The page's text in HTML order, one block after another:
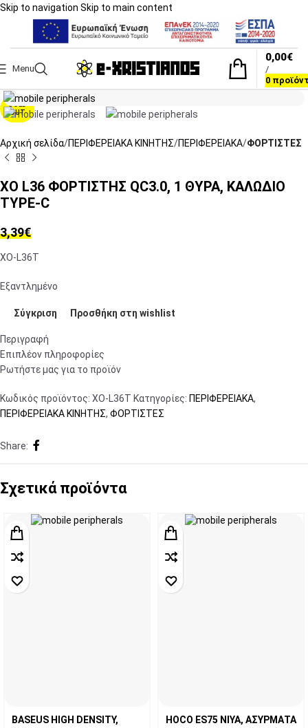
Skip to navigation Skip to main content
Menu
0
/
0,00€
SOLD
OUT
Click to enlarge
Αρχική σελίδα ΠΕΡΙΦΕΡΕΙΑΚΑ ΚΙΝΗΤΗΣ ΠΕΡΙΦΕΡΕΙΑΚΑ ΦΟΡΤΙΣΤΕΣ
XO L36 ΦΟΡΤΙΣΤΗΣ QC3.0, 1 ΘΥΡΑ, ΚΑΛΩΔΙΟ
TYPE-C
3,39€
XO-L36T
Εξαντλημένο
Σύγκριση Προσθήκη στη wishlist
Περιγραφή
Επιπλέον πληροφορίες
Ρωτήστε μας για το προϊόν
Κωδικός προϊόντος: XO-L36T Κατηγορίες: ΠΕΡΙΦΕΡΕΙΑΚΑ,
ΠΕΡΙΦΕΡΕΙΑΚΑ ΚΙΝΗΤΗΣ, ΦΟΡΤΙΣΤΕΣ
Share:
Σχετικά προϊόντα
BASEUS HIGH DENSITY,
HOCO ES75 NIYA, ΑΣΥΡΜΑΤΑ